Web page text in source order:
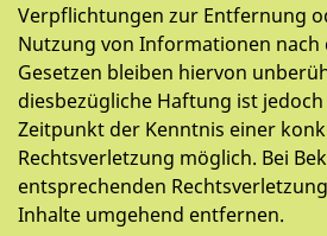
Verpflichtungen zur Entfernung
Nutzung von Informationen nach
Gesetzen bleiben hiervon
diesbezügliche Haftung ist
Zeitpunkt der Kenntnis einer
Rechtsverletzung möglich. Bei
entsprechenden
Inhalte umgehend entfernen.